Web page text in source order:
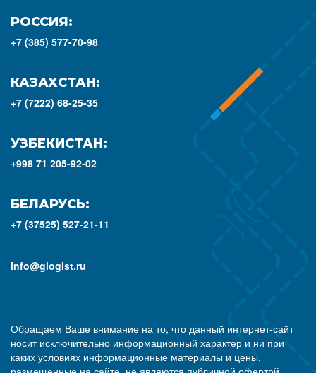
РОССИЯ:
+7 (385) 577-70-98
КАЗАХСТАН:
+7 (7222) 68-25-35
УЗБЕКИСТАН:
+998 71 205-92-02
БЕЛАРУСЬ:
+7 (37525) 527-21-11
info@glogist.ru
Обращаем Ваше внимание на то, что данный интернет-сайт
носит исключительно информационный характер и ни при
каких условиях информационные материалы и цены,